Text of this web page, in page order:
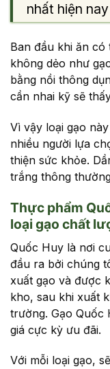
nhất hiện nay
Ban đầu khi ăn có
không dẻo như
bằng nồi thông
cần nhai kỹ sẽ
Vì vậy loại gạo
nhiều người lựa
thiện sức khỏe.
trắng thông
Thực phẩm
loại gạo chất
Quốc Huy là nơi
đầu ra bởi chúng
xuất gạo và được
kho, sau khi xuất
trường. Gạo Quốc
giá cực kỳ ưu đãi.
Với mỗi loại gạo,